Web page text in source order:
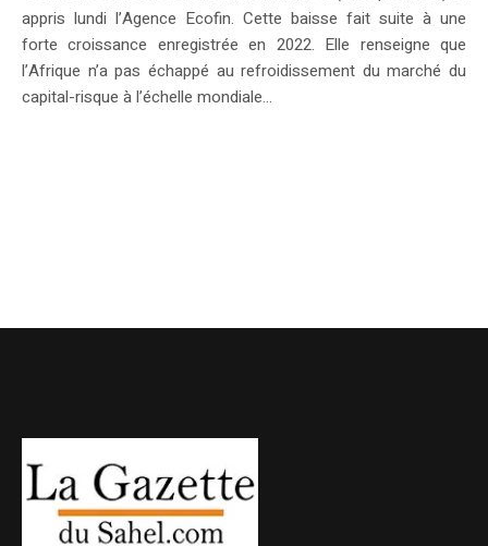
appris lundi l’Agence Ecofin. Cette baisse fait suite à une
forte croissance enregistrée en 2022. Elle renseigne que
l’Afrique n’a pas échappé au refroidissement du marché du
capital-risque à l’échelle mondiale...